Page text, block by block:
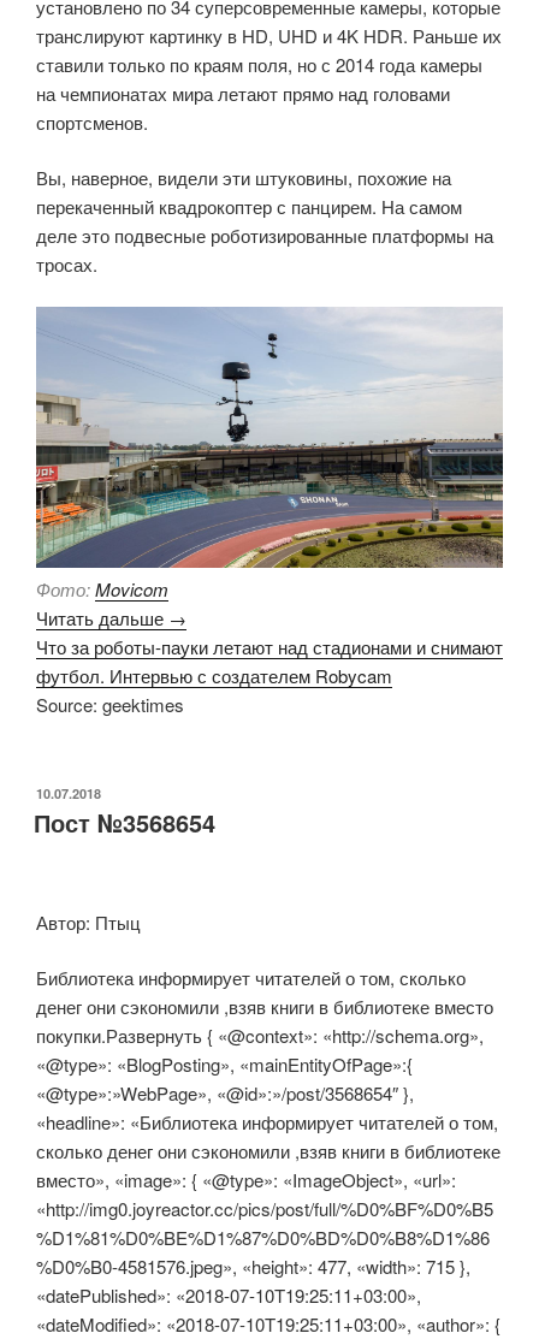
установлено по 34 суперсовременные камеры, которые
транслируют картинку в HD, UHD и 4K HDR. Раньше их
ставили только по краям поля, но с 2014 года камеры
на чемпионатах мира летают прямо над головами
спортсменов.
Вы, наверное, видели эти штуковины, похожие на
перекаченный квадрокоптер с панцирем. На самом
деле это подвесные роботизированные платформы на
тросах.
Фото:Movicom
Читать дальше →
Что за роботы-пауки летают над стадионами и снимают
футбол. Интервью с создателем Robycam
Source: geektimes
ОПУБЛИКОВАНО
10.07.2018
Пост №3568654
Автор: Птыц
Библиотека информирует читателей о том, сколько
денег они сэкономили ,взяв книги в библиотеке вместо
покупки.Развернуть { «@context»: «http://schema.org»,
«@type»: «BlogPosting», «mainEntityOfPage»:{
«@type»:»WebPage», «@id»:»/post/3568654″ },
«headline»: «Библиотека информирует читателей о том,
сколько денег они сэкономили ,взяв книги в библиотеке
вместо», «image»: { «@type»: «ImageObject», «url»:
«http://img0.joyreactor.cc/pics/post/full/%D0%BF%D0%B5
%D1%81%D0%BE%D1%87%D0%BD%D0%B8%D1%86
%D0%B0-4581576.jpeg», «height»: 477, «width»: 715 },
«datePublished»: «2018-07-10T19:25:11+03:00»,
«dateModified»: «2018-07-10T19:25:11+03:00», «author»: {